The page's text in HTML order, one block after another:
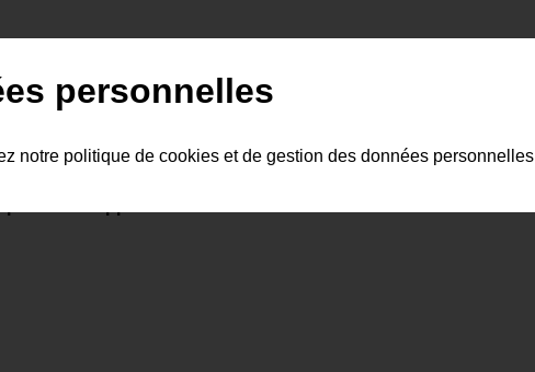
personnelles
notre politique de cookies et de gestion des données personnelles